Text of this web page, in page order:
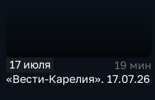
17 июля
19 мин
«Вести-Карелия». 17.07.26